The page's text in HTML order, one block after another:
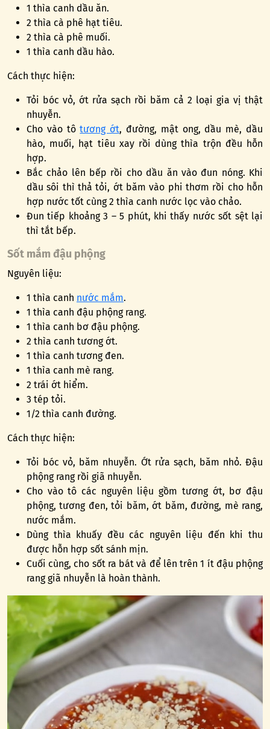
1 thìa canh dầu ăn.
2 thìa cà phê hạt tiêu.
2 thìa cà phê muối.
1 thìa canh dầu hào.
Cách thực hiện:
Tỏi bóc vỏ, ớt rửa sạch rồi băm cả 2 loại gia vị thật
nhuyễn.
Cho vào tôtương ớt, đường, mật ong, dầu mè, dầu
hào, muối, hạt tiêu xay rồi dùng thìa trộn đều hỗn
hợp.
Bắc chảo lên bếp rồi cho dầu ăn vào đun nóng. Khi
dầu sôi thì thả tỏi, ớt băm vào phi thơm rồi cho hỗn
hợp nước tốt cùng 2 thìa canh nước lọc vào chảo.
Đun tiếp khoảng 3 – 5 phút, khi thấy nước sốt sệt lại
thì tắt bếp.
Sốt mắm đậu phộng
Nguyên liệu:
1 thìa canh nước mắm.
1 thìa canh đậu phộng rang.
1 thìa canh bơ đậu phộng.
2 thìa canh tương ớt.
1 thìa canh tương đen.
1 thìa canh mè rang.
2 trái ớt hiểm.
3 tép tỏi.
1/2 thìa canh đường.
Cách thực hiện:
Tỏi bóc vỏ, băm nhuyễn. Ớt rửa sạch, băm nhỏ. Đậu
phộng rang rồi giã nhuyễn.
Cho vào tô các nguyên liệu gồm tương ớt, bơ đậu
phộng, tương đen, tỏi băm, ớt băm, đường, mè rang,
nước mắm.
Dùng thìa khuấy đều các nguyên liệu đến khi thu
được hỗn hợp sốt sánh mịn.
Cuối cùng, cho sốt ra bát và để lên trên 1 ít đậu phộng
rang giã nhuyễn là hoàn thành.